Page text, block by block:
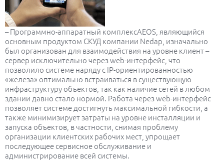
– Программно-аппаратный комплексAEOS, являющийся
основным продуктом СКУД компании Nedap, изначально
был организован для взаимодействия на уровне клиент –
сервер исключительно через web-интерфейс, что
позволило системе наряду с IP-ориентированностью
«железа» оптимально встраиваться в существующую
инфраструктуру объектов, так как наличие сетей в любом
здании давно стало нормой. Работа через web-интерфейс
позволяет системе достигнуть максимальной гибкости, а
также минимизирует затраты на уровне инсталляции и
запуска объектов, в частности, снимая проблему
организации клиентских рабочих мест, упрощает
последующее сервисное обслуживание и
администрирование всей системы.